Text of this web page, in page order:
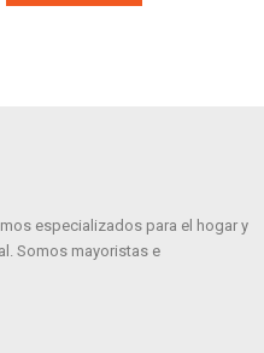
especializados para el hogar y
Somos mayoristas e